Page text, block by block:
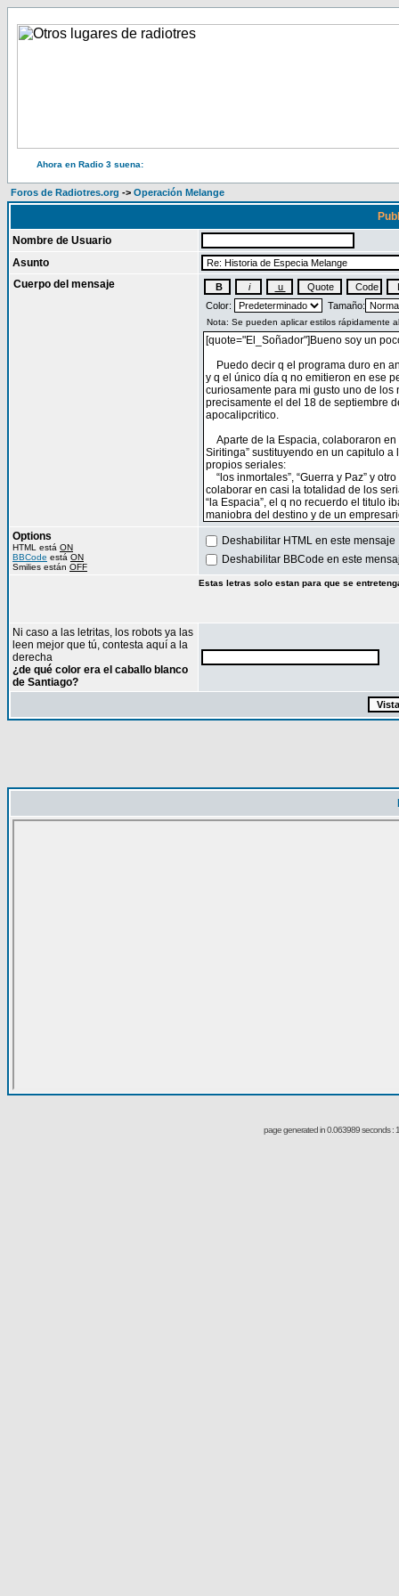
Ahora en Radio 3 suena:
Foros de Radiotres.org -> Operación Melange
Nombre de Usuario
Asunto
Cuerpo del mensaje
Color: Tamaño:
Options
HTML está ON
BBCode está ON
Smilies están OFF
Deshabilitar HTML en este mensaje
Deshabilitar BBCode en este
Estas letras solo estan para que se
Ni caso a las letritas, los robots ya las
leen mejor que tú, contesta aquí a la
derecha
¿de qué color era el caballo blanco
de Santiago?
page generated in 0.063989 seconds :